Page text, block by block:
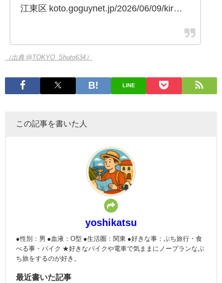
江東区 koto.goguynet.jp/2026/06/09/kir…
（出典 @TOKYO_Shuto634）
LINE
この記事を書いた人
yoshikatsu
●性別：男 ●血液：O型 ●生活圏：関東 ●好きな事：ぷち旅行・食
べる事・バイク ★好きなバイクや電車で気ままにノープランなぷ
ち旅をするのが好き。
最近書いた記事